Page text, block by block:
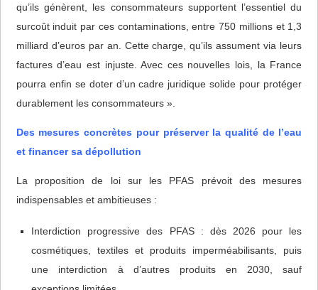
qu’ils génèrent, les consommateurs supportent l’essentiel du
surcoût induit par ces contaminations, entre 750 millions et 1,3
milliard d’euros par an. Cette charge, qu’ils assument via leurs
factures d’eau est injuste. Avec ces nouvelles lois, la France
pourra enfin se doter d’un cadre juridique solide pour protéger
durablement les consommateurs ».
Des mesures concrètes pour préserver la qualité de l’eau
et financer sa dépollution
La proposition de loi sur les PFAS prévoit des mesures
indispensables et ambitieuses :
Interdiction progressive des PFAS : dès 2026 pour les
cosmétiques, textiles et produits imperméabilisants, puis
une interdiction à d’autres produits en 2030, sauf